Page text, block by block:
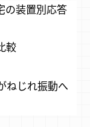
の装置別応答
較
ねじれ振動へ